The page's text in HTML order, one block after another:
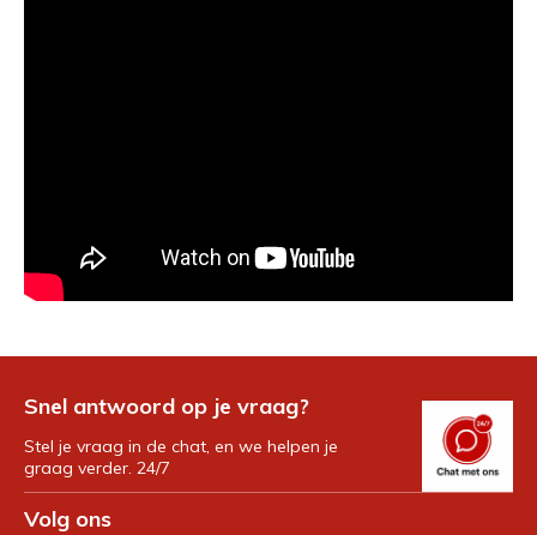
Snel antwoord op je vraag?
Stel je vraag in de chat, en we helpen je
graag verder. 24/7
Volg ons